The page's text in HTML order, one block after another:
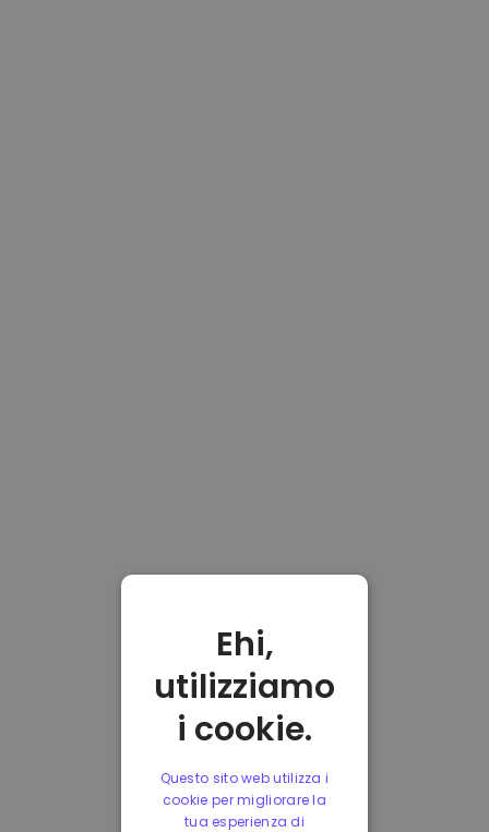
Ehi,
utilizziamo
i cookie.
Questo sito web utilizza i
cookie per migliorare la
tua esperienza di